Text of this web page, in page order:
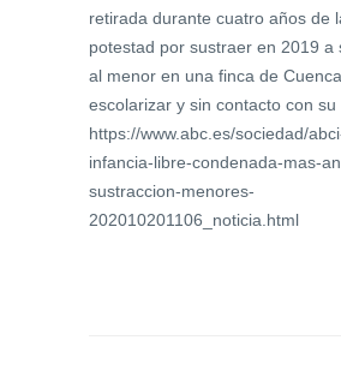
retirada durante cuatro años de
potestad por sustraer en 2019 a
al menor en una finca de
escolarizar y sin contacto con su
https://www.abc.es/sociedad/
infancia-libre-condenada-mas-
sustraccion-menores-
202010201106_noticia.html